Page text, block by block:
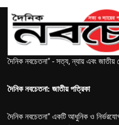
দৈনিক নবচেতনা" - সত্য, ন্যায় এবং জাতীয়
দৈনিক নবচেতনা: জাতীয় পত্রিকা
দৈনিক নবচেতনা" একটি আধুনিক ও